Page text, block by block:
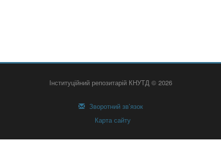
Інституційний репозитарій КНУТД © 2026
Зворотний зв’язок
Карта сайту